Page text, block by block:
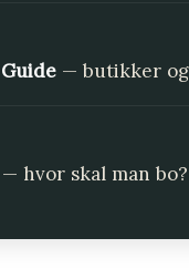
— butikker
— hvor skal man bo?